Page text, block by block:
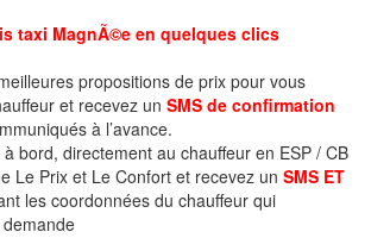
taxi MagnÃ©e en quelques clics
propositions de prix pour vous
et recevez un SMS de confirmation
à l’avance.
bord, directement au chauffeur en ESP / CB
Le Prix et Le Confort et recevez un SMS ET
les coordonnées du chauffeur qui